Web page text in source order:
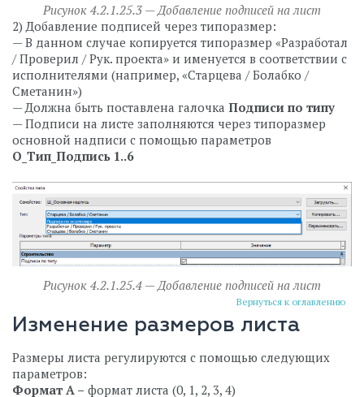
Рисунок 4.2.1.25.3 — Добавление подписей на лист
2) Добавление подписей через типоразмер:
— В данном случае копируется типоразмер «Разработал
/ Проверил / Рук. проекта» и именуется в соответствии с
исполнителями (например, «Старцева / Болабко /
Сметанин»)
— Должна быть поставлена галочка Подписи по типу
— Подписи на листе заполняются через типоразмер
основной надписи с помощью параметров
О_Тип_Подпись 1..6
Рисунок 4.2.1.25.4 — Добавление подписей на лист
Вернуться к оглавлению
Изменение размеров листа
Размеры листа регулируются с помощью следующих
параметров:
Формат А – формат листа (0, 1, 2, 3, 4)